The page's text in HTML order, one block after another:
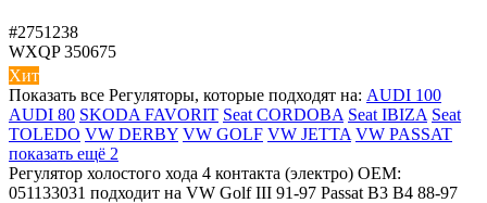
#2751238
WXQP 350675
Хит
Показать все Регуляторы, которые подходят на: AUDI 100
AUDI 80 SKODA FAVORIT Seat CORDOBA Seat IBIZA Seat
TOLEDO VW DERBY VW GOLF VW JETTA VW PASSAT
показать ещё 2
Регулятор холостого хода 4 контакта (электро) OEM:
051133031 подходит на VW Golf III 91-97 Passat B3 B4 88-97